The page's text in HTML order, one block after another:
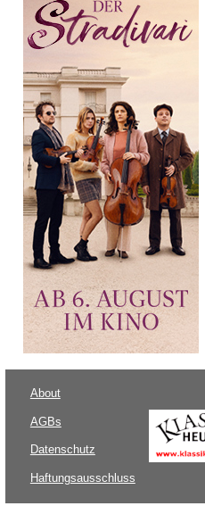
About
AGBs
Datenschutz
Haftungsausschluss